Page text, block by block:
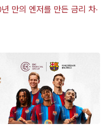
만의 엔저를 만든 금리 차·